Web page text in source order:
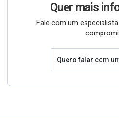
Quer mais
Fale com um
Quero falar com